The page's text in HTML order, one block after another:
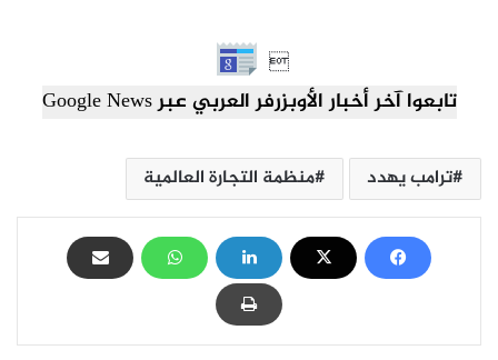

تابعوا آخر أخبار الأوبزرفر العربي عبر Google News
ترامب يهدد منظمة التجارة العالمية